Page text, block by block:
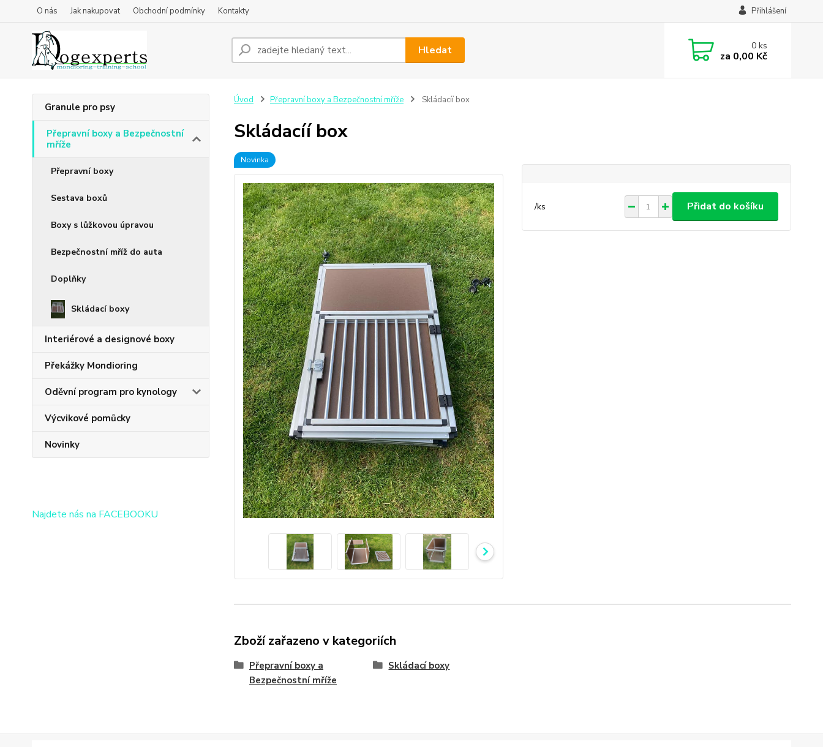
O nás Jak nakupovat Obchodní podmínky Kontakty Přihlášení
Hledat 0ks
za 0,00 Kč
Granule pro psy
Přepravní boxy a Bezpečnostní
mříže
Přepravní boxy
Sestava boxů
Boxy s lůžkovou úpravou
Bezpečnostní mříž do auta
Doplňky
Skládací boxy
Interiérové a designové boxy
Překážky Mondioring
Oděvní program pro kynology
Výcvikové pomůcky
Novinky
Najdete nás na FACEBOOKU
Úvod Přepravní boxy a Bezpečnostní mříže Skládacíí box
Skládacíí box
Novinka
/ks Přidat do košíku
Zboží zařazeno v kategoriích
Přepravní boxy a
Bezpečnostní mříže
Skládací boxy